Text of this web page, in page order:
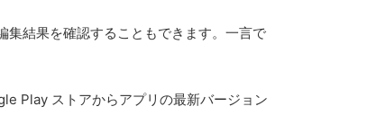
集結果を確認することもできます。一言で
Play ストアからアプリの最新バージョン